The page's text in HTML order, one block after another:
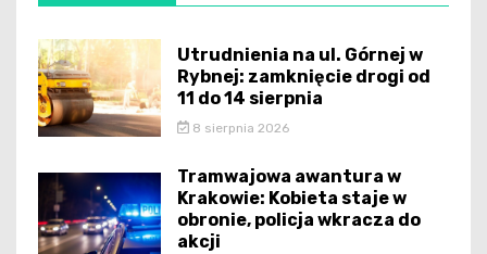
Utrudnienia na ul. Górnej w
Rybnej: zamknięcie drogi od
11 do 14 sierpnia
8 sierpnia 2026
Tramwajowa awantura w
Krakowie: Kobieta staje w
obronie, policja wkracza do
akcji